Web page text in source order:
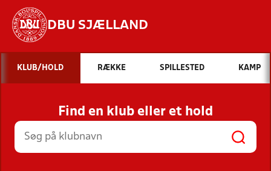
DBU SJÆLLAND
Hvad vil du søge efter?
INDHOLD OG NYHEDER
STILLINGER, RESULTATER, KLUBBER OG
HOLD
KLUB/HOLD RÆKKE SPILLESTED KAMP
Find en klub eller et hold